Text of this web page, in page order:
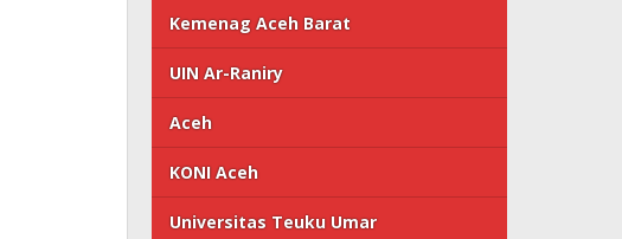
Kemenag Aceh Barat
UIN Ar-Raniry
Aceh
KONI Aceh
Universitas Teuku Umar